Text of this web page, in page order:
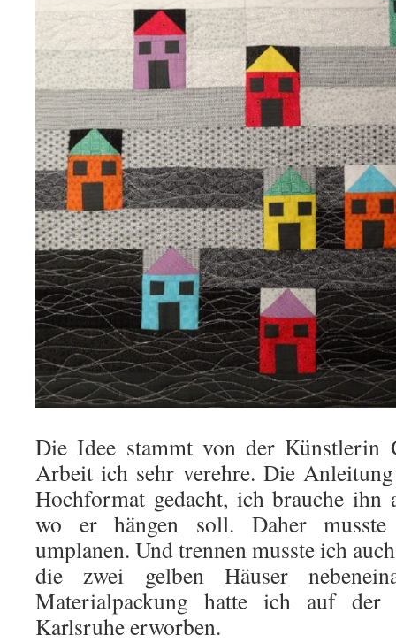
Die Idee stammt von der Künstlerin
Arbeit ich sehr verehre. Die
Hochformat gedacht, ich brauche
wo er hängen soll. Daher
umplanen. Und trennen musste ich
die zwei gelben Häuser
Materialpackung hatte ich auf der
Karlsruhe erworben.